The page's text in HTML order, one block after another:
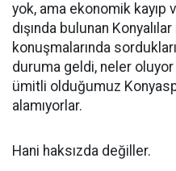
yok, ama ekonomik
dışında bulunan
konuşmalarında
duruma geldi, neler oluyor
ümitli olduğumuz
alamıyorlar.
Hani haksızda değiller.